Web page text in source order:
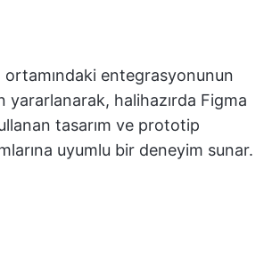
ortamındaki entegrasyonunun
yararlanarak, halihazırda Figma
tasarım ve prototip
uyumlu bir deneyim sunar.